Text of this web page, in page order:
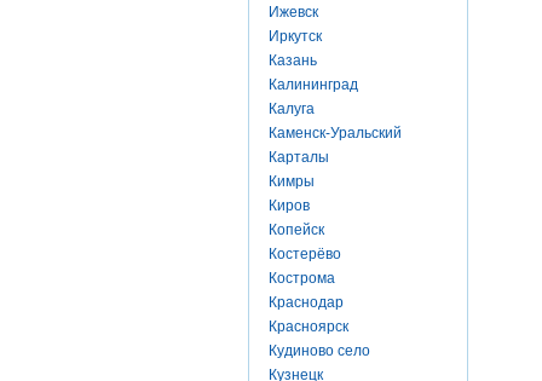
Ижевск
Иркутск
Казань
Калининград
Калуга
Каменск-Уральский
Карталы
Кимры
Киров
Копейск
Костерёво
Кострома
Краснодар
Красноярск
Кудиново село
Кузнецк